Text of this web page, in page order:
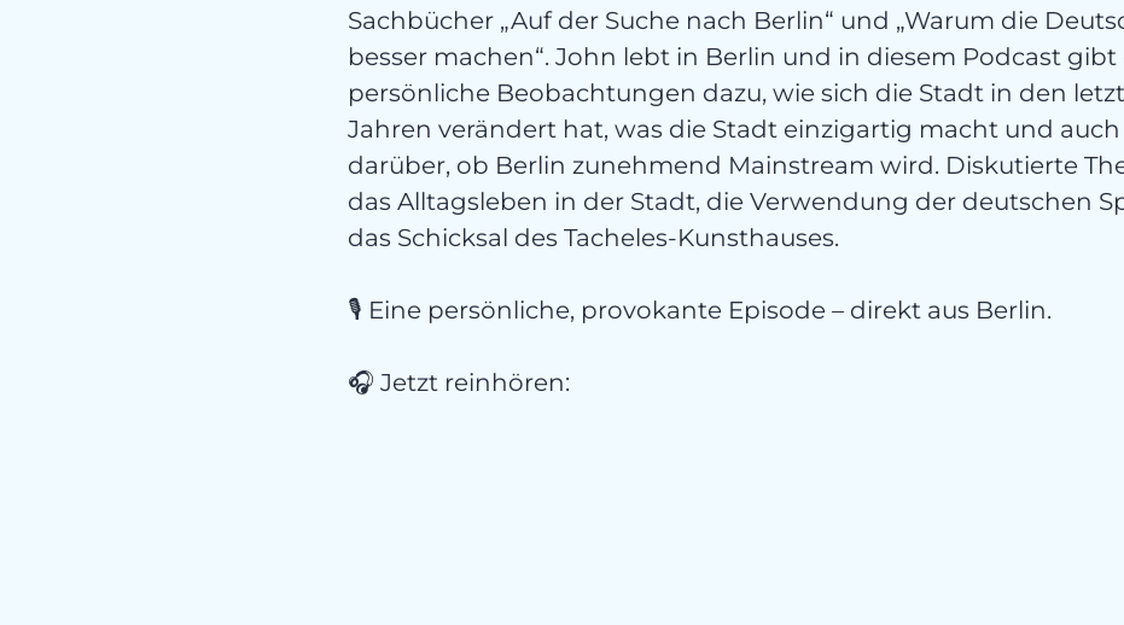
Kontakt
Sachbücher „Auf der Suche nach Berlin“ und „Warum die
besser machen“. John lebt in Berlin und in diesem Podcast gibt
persönliche Beobachtungen dazu, wie sich die Stadt in den
Jahren verändert hat, was die Stadt einzigartig macht und
darüber, ob Berlin zunehmend Mainstream wird. Diskutierte
das Alltagsleben in der Stadt, die Verwendung der deutschen
das Schicksal des Tacheles-Kunsthauses.
🎙️ Eine persönliche, provokante Episode – direkt aus Berlin.
🎧 Jetzt reinhören: